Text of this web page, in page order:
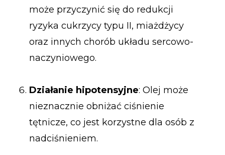
może przyczynić się do redukcji
ryzyka cukrzycy typu II, miażdżycy
oraz innych chorób układu sercowo-
naczyniowego.
Działanie hipotensyjne: Olej może
nieznacznie obniżać ciśnienie
tętnicze, co jest korzystne dla osób z
nadciśnieniem.